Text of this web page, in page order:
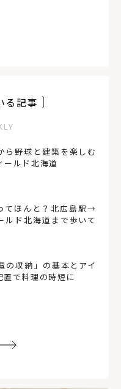
る記事
ら野球と建築を楽しむ
ールド北海道
てほんと？北広島駅→
ルド北海道まで歩いて
の収納」の基本とアイ
置で料理の時短に